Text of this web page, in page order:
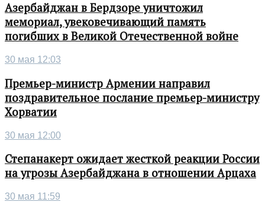
Азербайджан в Бердзоре уничтожил
мемориал, увековечивающий память
погибших в Великой Отечественной войне
30 мая 12:03
Премьер-министр Армении направил
поздравительное послание премьер-министру
Хорватии
30 мая 12:00
Степанакерт ожидает жесткой реакции России
на угрозы Азербайджана в отношении Арцаха
30 мая 11:59